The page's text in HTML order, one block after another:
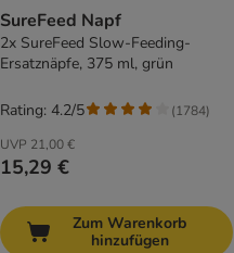
SureFeed Napf
2x SureFeed Slow-Feeding-
Ersatznäpfe, 375 ml, grün
UVP 21,00 €
15,29 €
Rating: 4.2/5 (1784)
Zum Warenkorb
hinzufügen